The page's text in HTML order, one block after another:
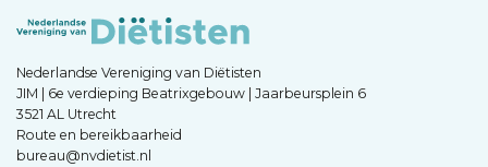
Nederlandse Vereniging van Diëtisten
JIM | 6e verdieping Beatrixgebouw | Jaarbeursplein 6
3521 AL Utrecht
Route en bereikbaarheid
bureau@nvdietist.nl